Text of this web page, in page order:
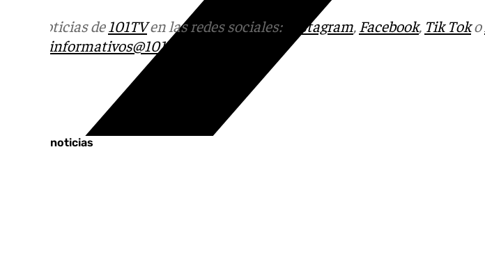
Más noticias de 101TVen las redes sociales: Instagram, Facebook, Tik Toko
informativos@101tv.es
Últimas noticias